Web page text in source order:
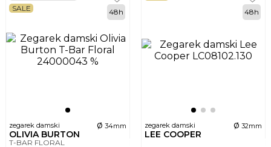
zegarek damski ø 34mm
OLIVIA BURTON
T-BAR FLORAL
SALE
48h
zegarek damski ø 32mm
LEE COOPER
48h